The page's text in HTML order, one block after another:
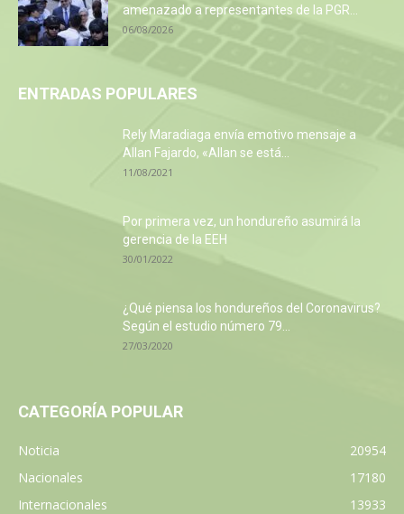
amenazado a representantes de la PGR...
06/08/2026
ENTRADAS POPULARES
Rely Maradiaga envía emotivo mensaje a
Allan Fajardo, «Allan se está...
11/08/2021
Por primera vez, un hondureño asumirá la
gerencia de la EEH
30/01/2022
¿Qué piensa los hondureños del Coronavirus?
Según el estudio número 79...
27/03/2020
CATEGORÍA POPULAR
Noticia
20954
Nacionales
17180
Internacionales
13933